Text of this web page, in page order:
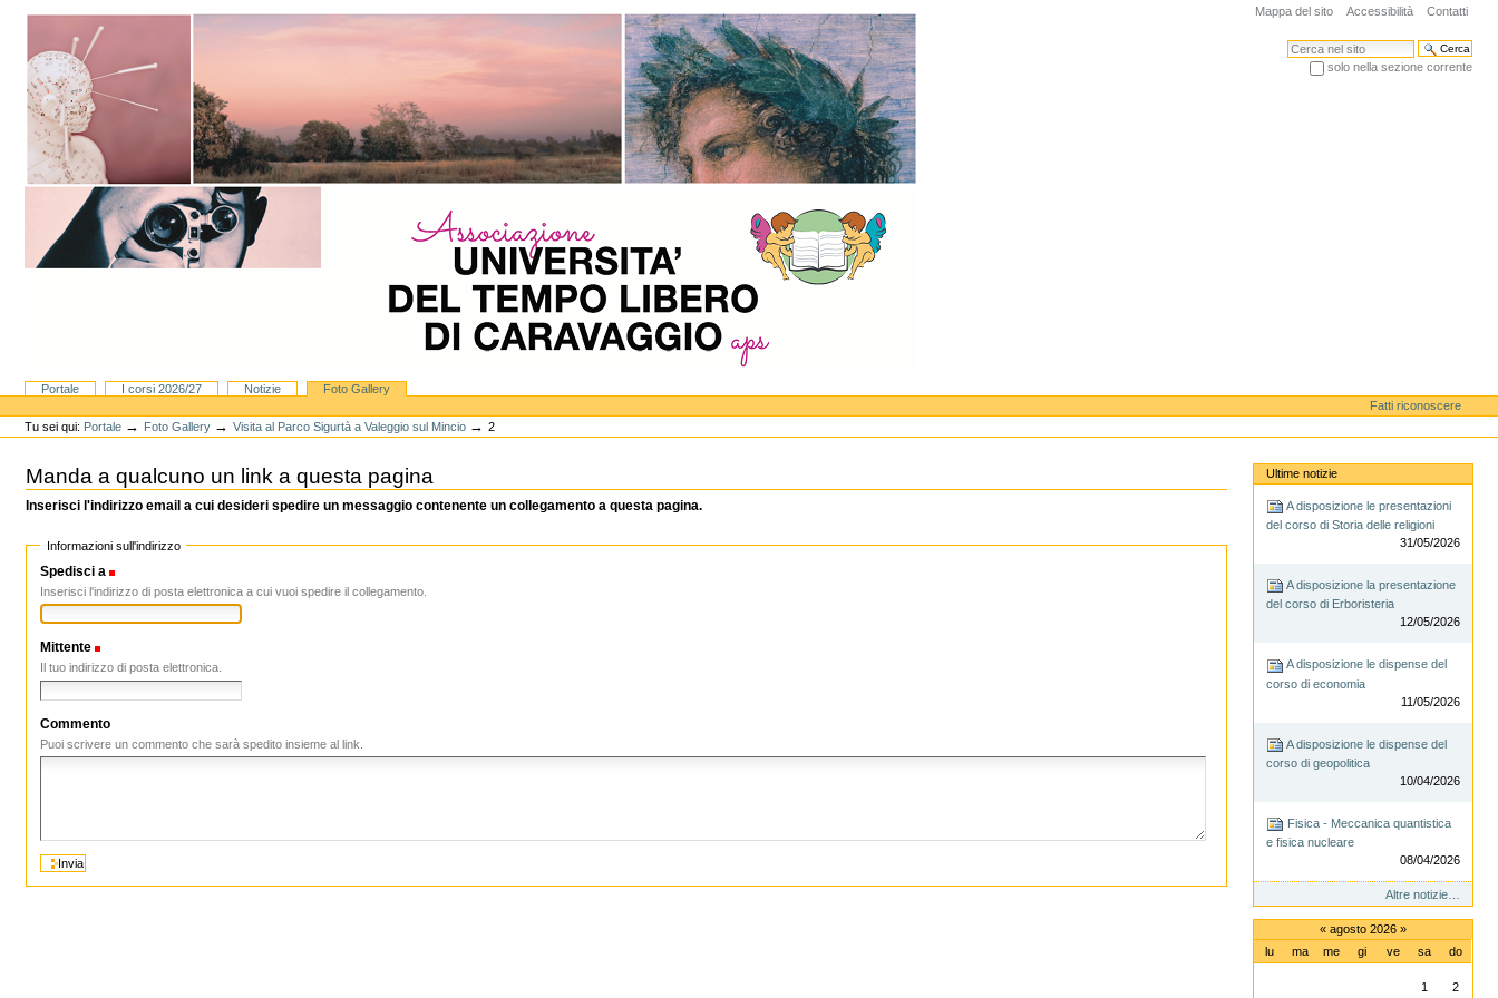
Spostati
navigazione
Mappa del sito Accessibilità Contatti
Cerca nel sito
solo nella sezione corrente
Portale I corsi 2026/27 Notizie
Foto Gallery
Strumenti
personali
Fatti riconoscere
Tu sei qui: Portale → Foto Gallery →Visita al Parco Sigurtà a Valeggio sul Mincio →2
Manda a qualcuno un link a questa pagina
Inserisci l'indirizzo email a cui desideri spedire un messaggio contenente un collegamento a questa pagina.
Informazioni sull'indirizzo
Spedisci a
Inserisci l'indirizzo di posta elettronica a cui vuoi spedire il collegamento.
Mittente
Il tuo indirizzo di posta elettronica.
Commento
Puoi scrivere un commento che sarà spedito insieme al link.
Ultime notizie
A disposizione le presentazioni
del corso di Storia delle religioni
31/05/2026
A disposizione la presentazione
del corso di Erboristeria
12/05/2026
A disposizione le dispense del
corso di economia
11/05/2026
A disposizione le dispense del
corso di geopolitica
10/04/2026
Fisica - Meccanica quantistica
e fisica nucleare
08/04/2026
Altre notizie…
«agosto 2026 »
lu ma me gi ve sa do
1 2